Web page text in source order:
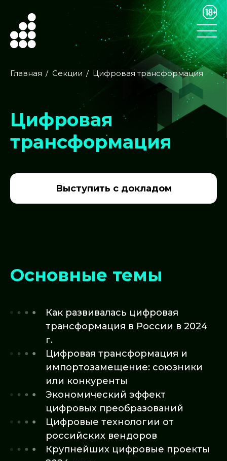
Главная Секции Цифровая трансформация
Цифровая
трансформация
Выступить с докладом
Основные темы
Как развивалась цифровая
трансформация в России в 2024
г.
Цифровая трансформация и
импортозамещение: союзники
или конкуренты
Экономический эффект
цифровых преобразований
Цифровые технологии от
российских вендоров
Крупнейших цифровые проекты